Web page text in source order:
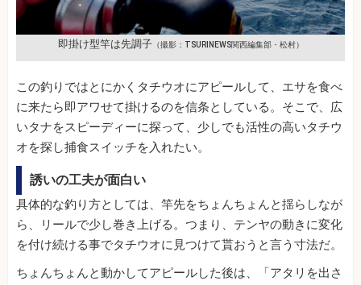
即掛け型竿は先調子（撮影：TSURINEWS関西編集部・松村）
この釣りではとにかくタチウオにアピールして、エサを食べ
に来たら即アワせて掛けるのを信条としている。そこで、広
いタナをスピーディーに探って、少しでも活性の高いタチウ
オを探し捕食スイッチを入れたい。
誘いの工夫が面白い
具体的な釣り方としては、竿先をちょんちょんと揺らしなが
ら、リールで少し巻き上げる。つまり、テンヤの動きに変化
を付け続ける事でタチウオに見つけて貰おうと言う寸法だ。
ちょんちょんと動かしてアピールした後は、「アタリを出さ